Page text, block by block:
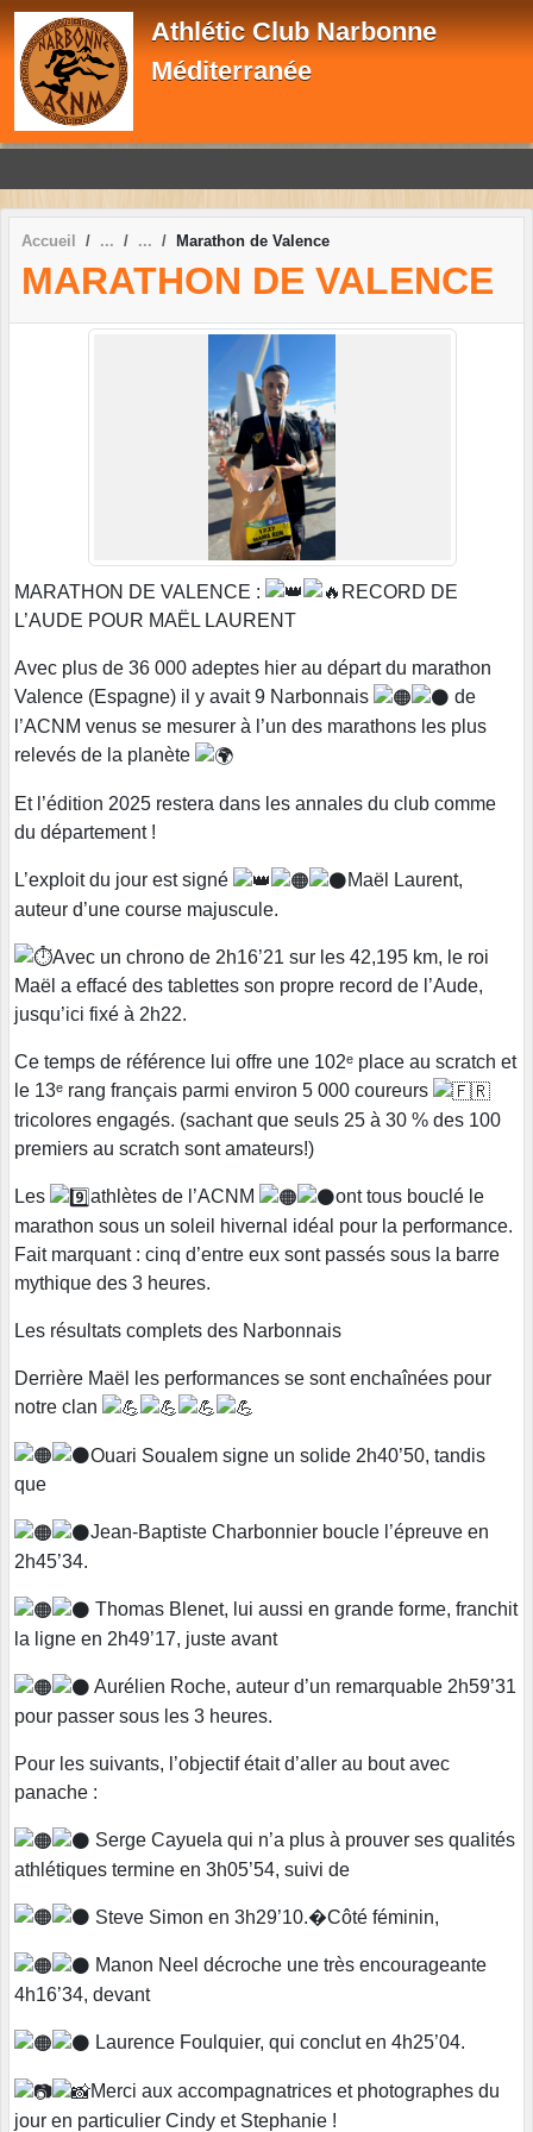
Athlétic Club Narbonne
Méditerranée
Accueil Marathon de Valence
MARATHON DE VALENCE
MARATHON DE VALENCE :
RECORD DE
L’AUDE POUR MAËL LAURENT
Avec plus de 36 000 adeptes hier au départ du marathon
Valence (Espagne) il y avait 9 Narbonnais
de
l’ACNM venus se mesurer à l’un des marathons les plus
relevés de la planète
Et l’édition 2025 restera dans les annales du club comme
du département !
L’exploit du jour est signé
Maël Laurent,
auteur d’une course majuscule.
Avec un chrono de 2h16’21 sur les 42,195 km, le roi
Maël a effacé des tablettes son propre record de l’Aude,
jusqu’ici fixé à 2h22.
Ce temps de référence lui offre une 102ᵉ place au scratch et
le 13ᵉ rang français parmi environ 5 000 coureurs
tricolores engagés. (sachant que seuls 25 à 30 % des 100
premiers au scratch sont amateurs!)
Les athlètes de l’ACNM
ont tous bouclé le
marathon sous un soleil hivernal idéal pour la performance.
Fait marquant : cinq d’entre eux sont passés sous la barre
mythique des 3 heures.
Les résultats complets des Narbonnais
Derrière Maël les performances se sont enchaînées pour
notre clan
Ouari Soualem signe un solide 2h40’50, tandis
que
Jean-Baptiste Charbonnier boucle l’épreuve en
2h45’34.
Thomas Blenet, lui aussi en grande forme, franchit
la ligne en 2h49’17, juste avant
Aurélien Roche, auteur d’un remarquable 2h59’31
pour passer sous les 3 heures.
Pour les suivants, l’objectif était d’aller au bout avec
panache :
Serge Cayuela qui n’a plus à prouver ses qualités
athlétiques termine en 3h05’54, suivi de
Steve Simon en 3h29’10.�Côté féminin,
Manon Neel décroche une très encourageante
4h16’34, devant
Laurence Foulquier, qui conclut en 4h25’04.
Merci aux accompagnatrices et photographes du
jour en particulier Cindy et Stephanie !
Panneau de gestion des cookies